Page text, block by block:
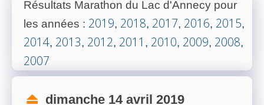
Résultats Marathon du Lac d'Annecy pour
les années : 2019, 2018, 2017, 2016, 2015,
2014, 2013, 2012, 2011 , 2010, 2009, 2008,
2007
dimanche 14 avril 2019